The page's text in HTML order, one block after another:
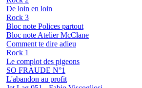
De loin en loin
Rock 3
Bloc note Polices partout
Bloc note Atelier McClane
Comment te dire adieu
Rock 1
Le complot des pigeons
SO FRAUDE N°1
L'abandon au profit